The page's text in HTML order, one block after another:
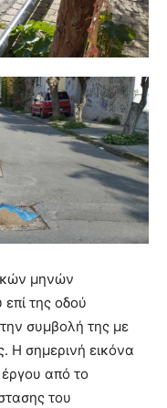
μηνών
της οδού
συμβολή της με
Η σημερινή εικόνα
από το
του